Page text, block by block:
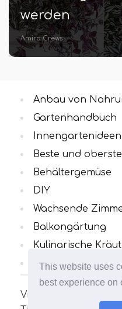
This website uses
best experience on
werden
Amira Crews
Viele interessante
Anbau von
Gartenhandbuch
Innengartenideen
Beste und
Behältergemüse
DIY
Wachsende
Balkongärtung
Kulinarische
Alle Kategorien